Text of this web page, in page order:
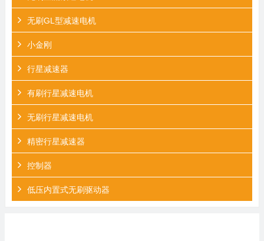
无刷GL型减速电机
小金刚
行星减速器
有刷行星减速电机
无刷行星减速电机
精密行星减速器
控制器
低压内置式无刷驱动器